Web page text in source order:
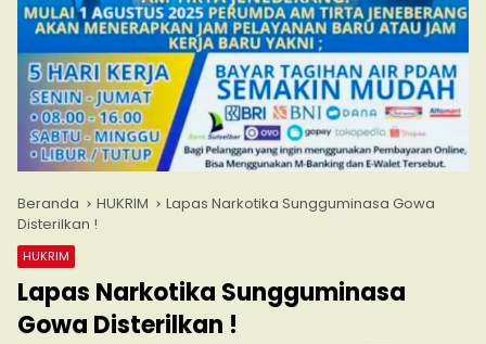
Beranda HUKRIM
Lapas Narkotika Sungguminasa Gowa
Disterilkan !
HUKRIM
Lapas Narkotika Sungguminasa
Gowa Disterilkan !